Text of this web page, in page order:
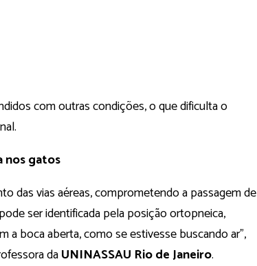
com outras condições, o que dificulta o
nos gatos
das vias aéreas, comprometendo a passagem de
ser identificada pela posição ortopneica,
boca aberta, como se estivesse buscando ar”,
daUNINASSAU Rio de Janeiro.